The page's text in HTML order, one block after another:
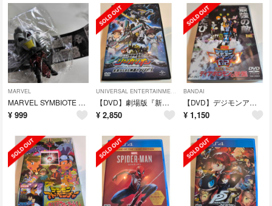
MARVEL
MARVEL SYMBIOTE フィギュアコレクション side CARNAGE
¥ 999
UNIVERSAL ENTERTAINMENT
【DVD】劇場版『新幹線変形ロボ シンカリオン 未来からきた神速のALFA-X』
¥ 2,850
BANDAI
【DVD】デジモンアドベンチャー02 ディアボロモンの逆襲
¥ 1,150